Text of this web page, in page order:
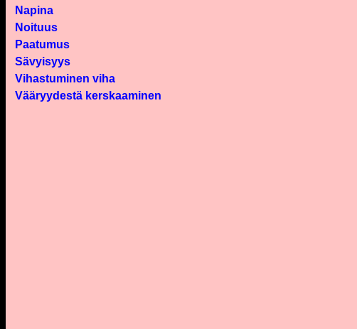
Napina
Noituus
Paatumus
Sävyisyys
Vihastuminen viha
Vääryydestä kerskaaminen